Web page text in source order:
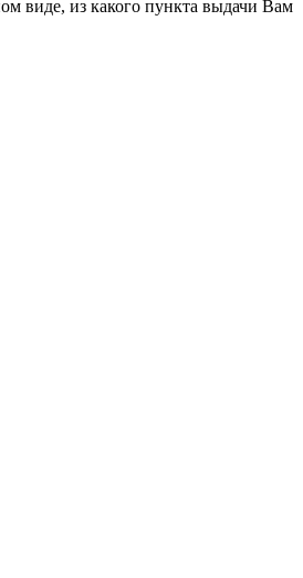
виде, из какого пункта выдачи Вам